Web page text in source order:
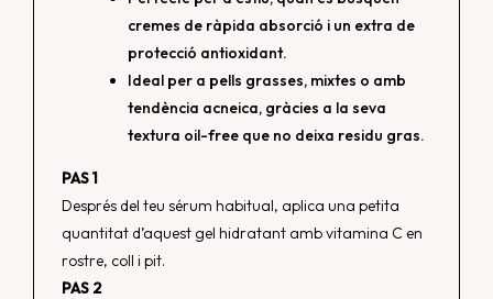
cremes de ràpida absorció i un extra de
protecció antioxidant.
Ideal per a pells grasses, mixtes o amb
tendència acneica, gràcies a la seva
textura oil-free que no deixa residu gras.
PAS 1
Després del teu sérum habitual, aplica una petita
quantitat d’aquest gel hidratant amb vitamina C en
rostre, coll i pit.
PAS 2